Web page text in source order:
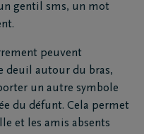
gentil sms, un mot
peuvent
deuil autour du bras,
un autre symbole
du défunt. Cela permet
et les amis absents